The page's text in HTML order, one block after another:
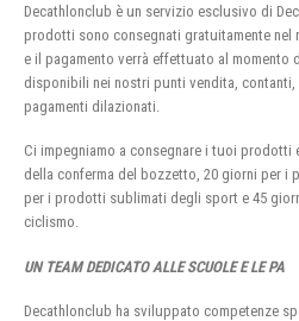
Decathlonclub è un servizio esclusivo di
prodotti sono consegnati gratuitamente
e il pagamento verrà effettuato al momento
disponibili nei nostri punti vendita,
pagamenti dilazionati.
Ci impegniamo a consegnare i tuoi prodotti
della conferma del bozzetto, 20 giorni per i
per i prodotti sublimati degli sport e 45
ciclismo.
UN TEAM DEDICATO ALLE SCUOLE E LE PA
Decathlonclub ha sviluppato competenze